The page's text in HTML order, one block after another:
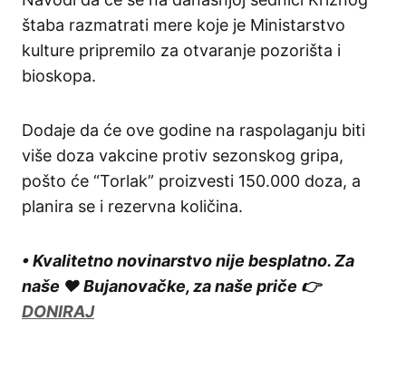
štaba razmatrati mere koje je Ministarstvo
kulture pripremilo za otvaranje pozorišta i
bioskopa.
Dodaje da će ove godine na raspolaganju biti
više doza vakcine protiv sezonskog gripa,
pošto će “Torlak” proizvesti 150.000 doza, a
planira se i rezervna količina.
• Kvalitetno novinarstvo nije besplatno. Za
naše ❤️ Bujanovačke, za naše priče 👉
DONIRAJ